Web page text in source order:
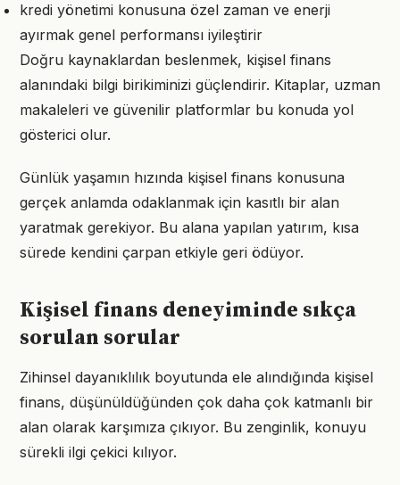
kredi yönetimi konusuna özel zaman ve enerji
ayırmak genel performansı iyileştirir
Doğru kaynaklardan beslenmek, kişisel finans
alanındaki bilgi birikiminizi güçlendirir. Kitaplar, uzman
makaleleri ve güvenilir platformlar bu konuda yol
gösterici olur.
Günlük yaşamın hızında kişisel finans konusuna
gerçek anlamda odaklanmak için kasıtlı bir alan
yaratmak gerekiyor. Bu alana yapılan yatırım, kısa
sürede kendini çarpan etkiyle geri ödüyor.
Kişisel finans deneyiminde sıkça
sorulan sorular
Zihinsel dayanıklılık boyutunda ele alındığında kişisel
finans, düşünüldüğünden çok daha çok katmanlı bir
alan olarak karşımıza çıkıyor. Bu zenginlik, konuyu
sürekli ilgi çekici kılıyor.